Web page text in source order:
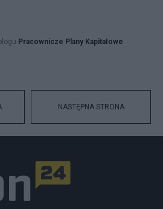
Pracownicze Plany Kapitałowe
NASTĘPNA STRONA